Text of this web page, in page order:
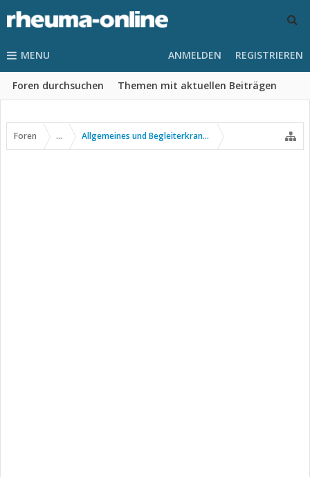
MENU
Foren durchsuchen Themen mit aktuellen Beiträgen
ANMELDEN REGISTRIEREN
Foren ... Allgemeines und Begleiterkrankungen